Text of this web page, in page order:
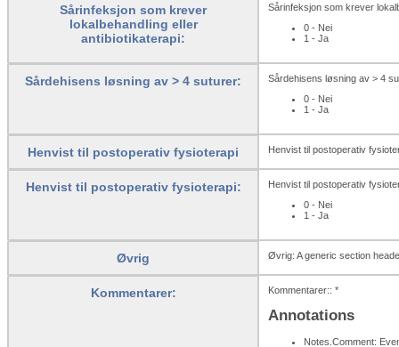
Sårinfeksjon som krever
lokalbehandling eller
antibiotikaterapi:
Sårinfeksjon som krever
0 - Nei
1 - Ja
Sårdehisens løsning av > 4 suturer:
Sårdehisens løsning av > 4
0 - Nei
1 - Ja
Henvist til postoperativ fysioterapi Henvist til postoperativ
Henvist til postoperativ fysioterapi:
Henvist til postoperativ
0 - Nei
1 - Ja
Øvrig Øvrig: A generic section
Kommentarer: Kommentarer:: *
Annotations
Notes.Comment: